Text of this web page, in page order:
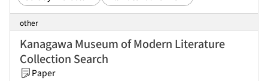
other
Kanagawa Museum of Modern Literature
Collection Search
Paper